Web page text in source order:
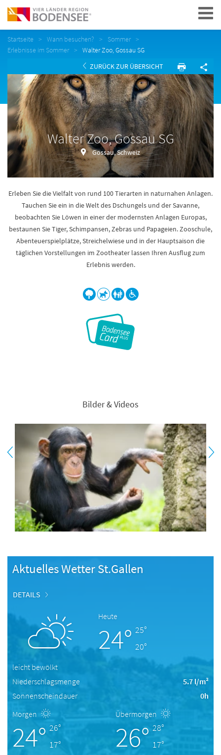
Navigation
Startseite Wann besuchen?
Sommer
Erlebnisse im Sommer
Walter Zoo, Gossau SG
ZURÜCK ZUR ÜBERSICHT
Walter Zoo, Gossau SG
Gossau, Schweiz
Erleben Sie die Vielfalt von rund 100 Tierarten in naturnahen Anlagen.
Tauchen Sie ein in die Welt des Dschungels und der Savanne,
beobachten Sie Löwen in einer der modernsten Anlagen Europas,
bestaunen Sie Tiger, Schimpansen, Zebras und Papageien. Zooschule,
Abenteuerspielplätze, Streichelwiese und in der Hauptsaison die
täglichen Vorstellungen im Zootheater lassen Ihren Ausflug zum
Erlebnis werden.
Bilder & Videos
Aktuelles Wetter St.Gallen
DETAILS
Heute
24° 25°
20°
leicht bewölkt
Niederschlagsmenge
5.7 l/m²
Sonnenscheindauer
0h
Morgen
24° 26°
17°
Übermorgen
26° 28°
17°